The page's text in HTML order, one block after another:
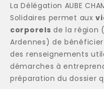
La Délégation AUBE
Solidaires permet aux
corporels de la région
Ardennes) de
des renseignements
démarches à
préparation du dossier